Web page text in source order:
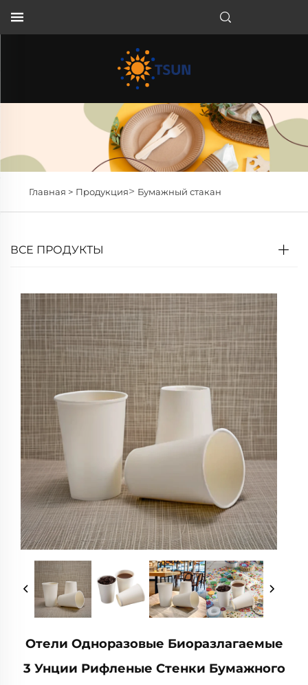
Главная > Продукция> Бумажный стакан
ВСЕ ПРОДУКТЫ
Отели Одноразовые Биоразлагаемые
3 Унции Рифленые Стенки Бумажного